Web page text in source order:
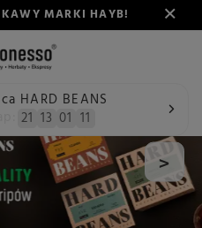
MARKI HAYB!
HARD BEANS
21 13 01 10
>